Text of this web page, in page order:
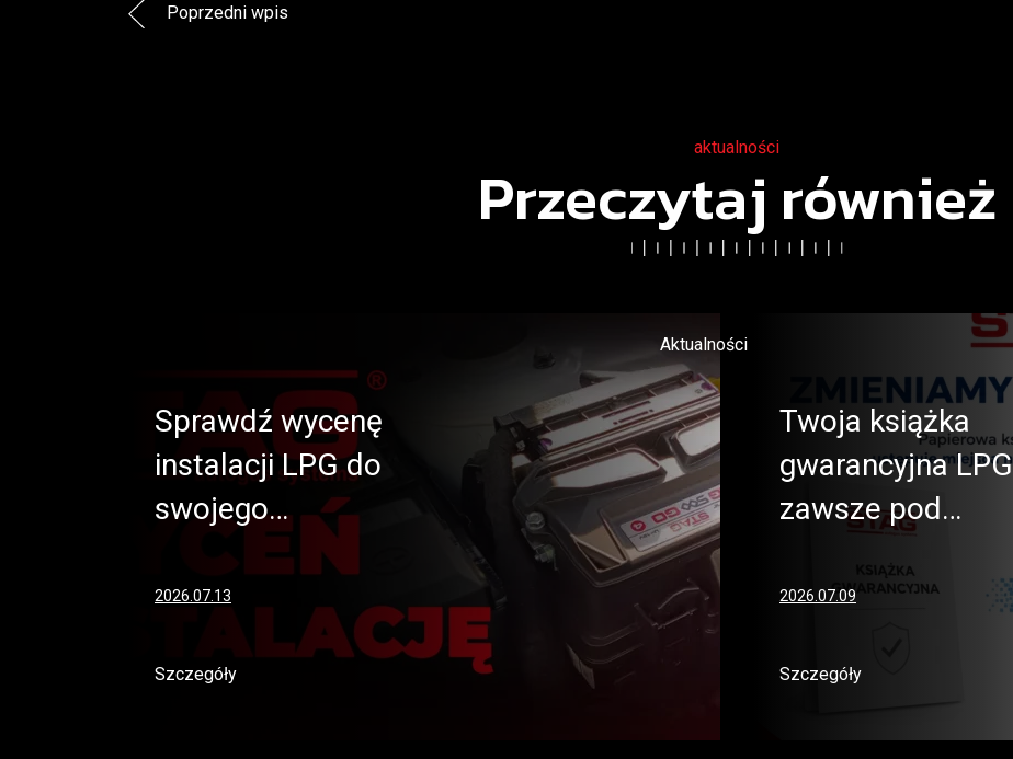
Poprzedni wpis
aktualności
Przeczytaj również
Aktualności
Sprawdź wycenę
instalacji LPG do
swojego…
2026.07.13
Szczegóły
Twoja książka
gwarancyjna LPG
zawsze pod…
2026.07.09
Szczegóły